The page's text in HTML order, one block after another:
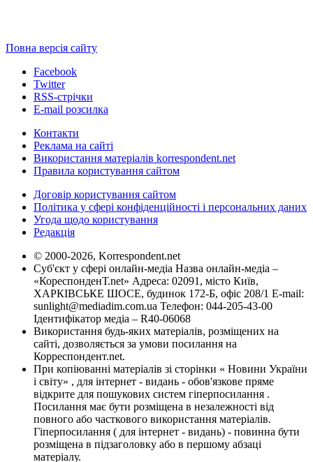
Повна версія сайту
Facebook
Twitter
RSS-стрічки
E-mail розсилка
Контакти
Реклама на сайті
Використання матеріалів korrespondent.net
Правила користування сайтом
Договір користування сайтом
Політика у сфері конфіденційності і персональних даних
Угода щодо користування
Редакція
© 2000-2026, Korrespondent.net
Суб'єкт у сфері онлайн-медіа Назва онлайн-медіа –
«КореспонденТ.net» Адреса: 02091, місто Київ,
ХАРКІВСЬКЕ ШОСЕ, будинок 172-Б, офіс 208/1 E-mail:
sunlight@mediadim.com.ua Телефон: 044-205-43-00
Ідентифікатор медіа – R40-06068
Використання будь-яких матеріалів, розміщених на
сайті, дозволяється за умови посилання на
Корреспондент.net.
При копіюванні матеріалів зі сторінки « Новини України
і світу» , для інтернет - видань - обов'язкове пряме
відкрите для пошукових систем гіперпосилання .
Посилання має бути розміщена в незалежності від
повного або часткового використання матеріалів.
Гіперпосилання ( для інтернет - видань) - повинна бути
розміщена в підзаголовку або в першому абзаці
матеріалу.